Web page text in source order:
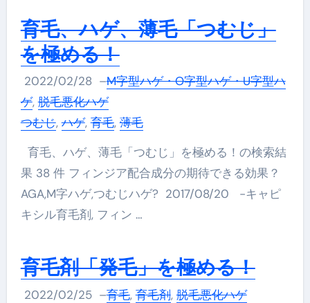
育毛、ハゲ、薄毛「つむじ」
を極める！
2022/02/28 –M字型ハゲ・O字型ハゲ・U字型ハ
ゲ,脱毛悪化ハゲ
つむじ,ハゲ,育毛,薄毛
育毛、ハゲ、薄毛「つむじ」を極める！の検索結
果 38 件 フィンジア配合成分の期待できる効果？
AGA,M字ハゲ,つむじハゲ? 2017/08/20 -キャピ
キシル育毛剤, フィン …
育毛剤「発毛」を極める！
2022/02/25 –育毛,育毛剤,脱毛悪化ハゲ